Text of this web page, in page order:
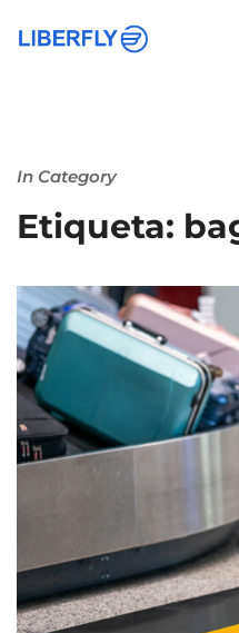
In Category
Etiqueta: